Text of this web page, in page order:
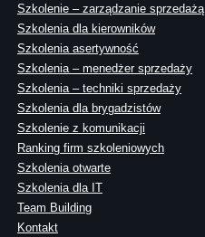
Szkolenie – zarządzanie sprzedażą
Szkolenia dla kierowników
Szkolenia asertywność
Szkolenia – menedżer sprzedaży
Szkolenia – techniki sprzedaży
Szkolenia dla brygadzistów
Szkolenie z komunikacji
Ranking firm szkoleniowych
Szkolenia otwarte
Szkolenia dla IT
Team Building
Kontakt